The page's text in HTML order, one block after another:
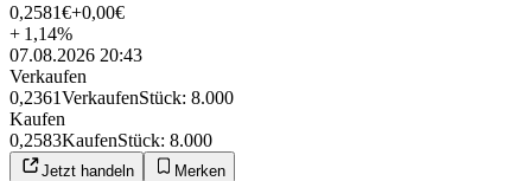
0,2581€+0,00€
+ 1,14%
07.08.2026 20:43
Verkaufen
0,2361VerkaufenStück: 8.000
Kaufen
0,2583KaufenStück: 8.000
Jetzt handeln Merken